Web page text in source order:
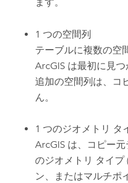
ます。
1 つの空間列
テーブルに複数の空
ArcGIS は最初に見
追加の空間列は、コ
ん。
1 つのジオメトリ タ
ArcGIS は、コピー
のジオメトリ タイ
ン、またはマルチポ